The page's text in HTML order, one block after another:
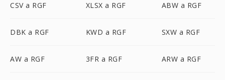
CSV a RGF XLSX a RGF ABW a RGF
DBK a RGF KWD a RGF SXW a RGF
AW a RGF 3FR a RGF ARW a RGF